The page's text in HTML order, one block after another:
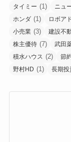
タイミー (1) ニュ
ホンダ (1) ロボア
小売業 (3) 建設不
株主優待 (7) 武田
積水ハウス (2) 節
野村HD (1) 長期投